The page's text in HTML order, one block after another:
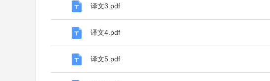
译文3.pdf
译文4.pdf
译文5.pdf